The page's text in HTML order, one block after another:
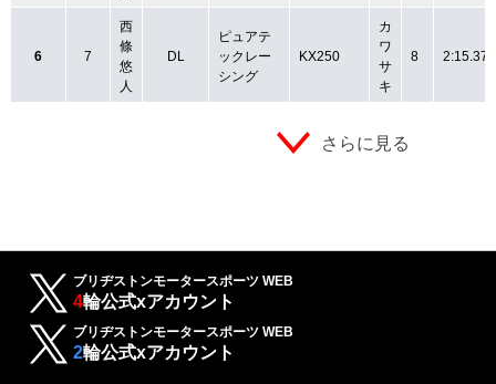
6 7
西
條
悠
人
DL
ピュアテ
ックレー
シング
KX250
カ
ワ
サ
キ
8 2:15.377
さらに見る
ブリヂストンモータースポーツ WEB
4輪公式xアカウント
ブリヂストンモータースポーツ WEB
2輪公式xアカウント